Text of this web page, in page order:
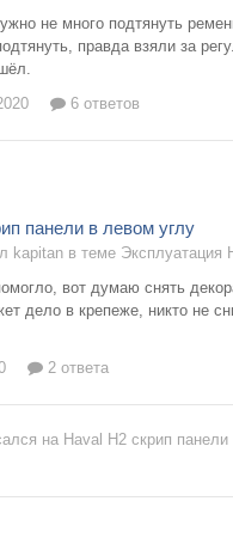
не много подтянуть
правда взяли за
6 ответов
панели в левом углу
kapitan в теме Эксплуатация
вот думаю снять
дело в крепеже, никто не
2 ответа
на Haval H2 скрип